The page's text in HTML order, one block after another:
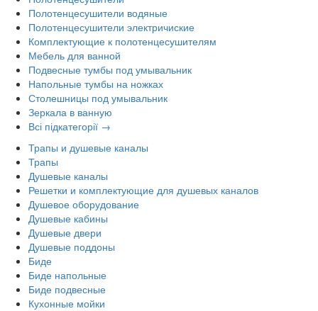
Полотенцесушители водяные
Полотенцесушители электричиские
Комплектующие к полотенцесушителям
Мебель для ванной
Подвесные тумбы под умывальник
Напольные тумбы на ножках
Столешницы под умывальник
Зеркала в ванную
Всі підкатегорії →
Трапы и душевые каналы
Трапы
Душевые каналы
Решетки и комплектующие для душевых каналов
Душевое оборудование
Душевые кабины
Душевые двери
Душевые поддоны
Биде
Биде напольные
Биде подвесные
Кухонные мойки